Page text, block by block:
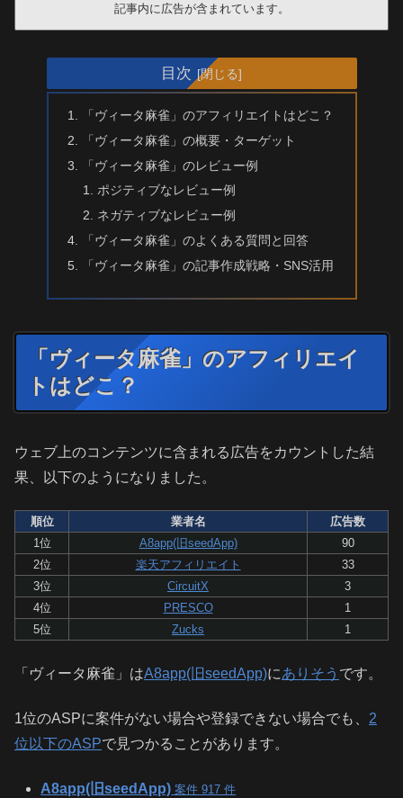
記事内に広告が含まれています。
目次
「ヴィータ麻雀」のアフィリエイトはどこ？
「ヴィータ麻雀」の概要・ターゲット
「ヴィータ麻雀」のレビュー例
ポジティブなレビュー例
ネガティブなレビュー例
「ヴィータ麻雀」のよくある質問と回答
「ヴィータ麻雀」の記事作成戦略・SNS活用
「ヴィータ麻雀」のアフィリエイ
トはどこ？
ウェブ上のコンテンツに含まれる広告をカウントした結
果、以下のようになりました。
順位 業者名
広告数
1位
A8app(旧seedApp)
90
2位
楽天アフィリエイト
33
3位
CircuitX
3
4位
PRESCO
1
5位
Zucks 1
「ヴィータ麻雀」はA8app(旧seedApp)にありそう です。
1位のASPに案件がない場合や登録できない場合でも、 2
位以下のASPで見つかることがあります。
A8app(旧seedApp) 案件 917 件